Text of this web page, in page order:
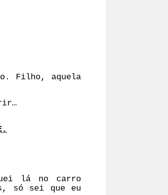
Filho, aquela
lá no carro
só sei que eu